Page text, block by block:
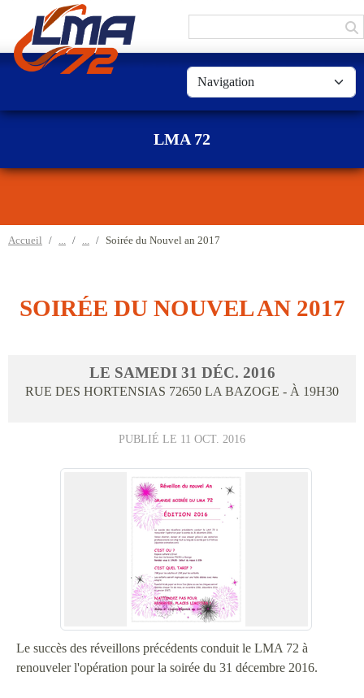
LMA 72
Accueil Soirée du Nouvel an 2017
SOIRÉE DU NOUVEL AN 2017
LE SAMEDI 31 DÉC. 2016
RUE DES HORTENSIAS 72650 LA BAZOGE - À 19H30
PUBLIÉ LE 11 OCT. 2016
Le succès des réveillons précédents conduit le LMA 72 à
renouveler l'opération pour la soirée du 31 décembre 2016.
Panneau de gestion des cookies